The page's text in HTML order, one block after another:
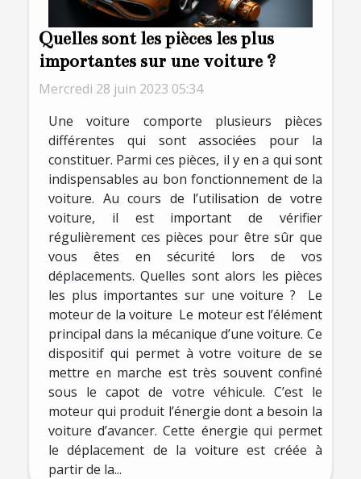
Quelles sont les pièces les plus
importantes sur une voiture ?
Mercredi 28 juin 2023 05:34
Une voiture comporte plusieurs pièces
différentes qui sont associées pour la
constituer. Parmi ces pièces, il y en a qui sont
indispensables au bon fonctionnement de la
voiture. Au cours de l’utilisation de votre
voiture, il est important de vérifier
régulièrement ces pièces pour être sûr que
vous êtes en sécurité lors de vos
déplacements. Quelles sont alors les pièces
les plus importantes sur une voiture ? Le
moteur de la voiture Le moteur est l’élément
principal dans la mécanique d’une voiture. Ce
dispositif qui permet à votre voiture de se
mettre en marche est très souvent confiné
sous le capot de votre véhicule. C’est le
moteur qui produit l’énergie dont a besoin la
voiture d’avancer. Cette énergie qui permet
le déplacement de la voiture est créée à
partir de la...